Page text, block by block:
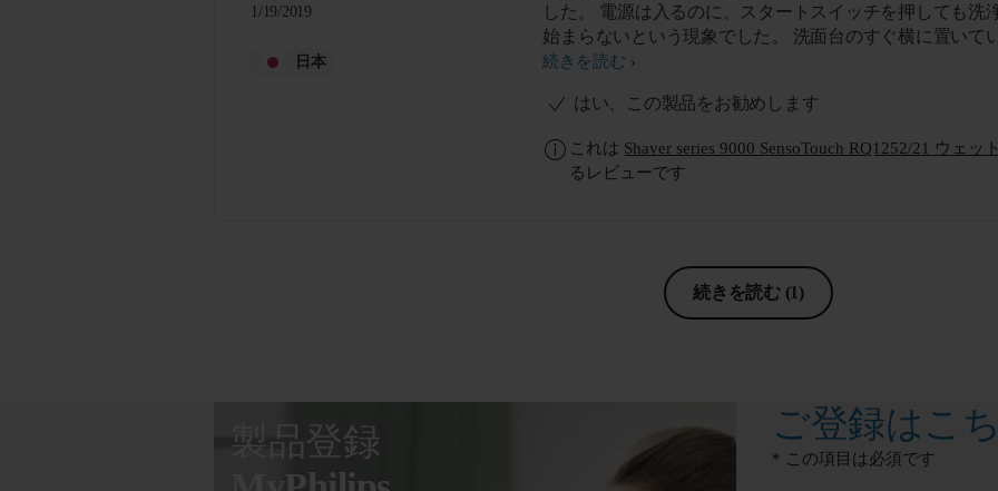
1/19/2019
日本
した。 電源は入るのに、スタートスイッチを押しても洗浄が
始まらないという現象でした。 洗面台のすぐ横に置いて
ため、多少は濡れてしまいましたが、その程度で壊れる
続きを読む
はい、この製品をお勧めします
これは Shaver series 9000 SensoTouch RQ1252/21 ウェ
るレビューです
続きを読む (1)
製品登録
ご登録はこ
* この項目は必須です